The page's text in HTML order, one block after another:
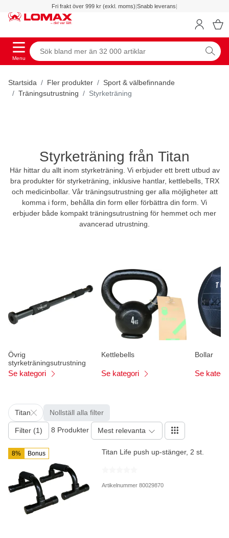
Fri frakt över 999 kr (exkl. moms)|Snabb leverans|
Menu
Startsida Fler produkter
Sport & välbefinnande
Träningsutrustning
Styrketräning
Styrketräning från Titan
Här hittar du allt inom styrketräning. Vi erbjuder ett brett utbud av
bra produkter för styrketräning, inklusive hantlar, kettlebells, TRX
och medicinbollar. Vår träningsutrustning ger alla möjligheter att
komma i form, behålla din form eller förbättra din form. Vi
erbjuder både kompakt träningsutrustning för hemmet och mer
avancerad utrustning.
Övrig
styrketräningsutrustning
Se kategori
Kettlebells
Se kategori
Bollar
Se
Titan Nollställ alla filter
Filter (1) 8 Produkter Mest relevanta
8% Bonus Titan Life push up-stänger, 2 st.
Artikelnummer 80029870